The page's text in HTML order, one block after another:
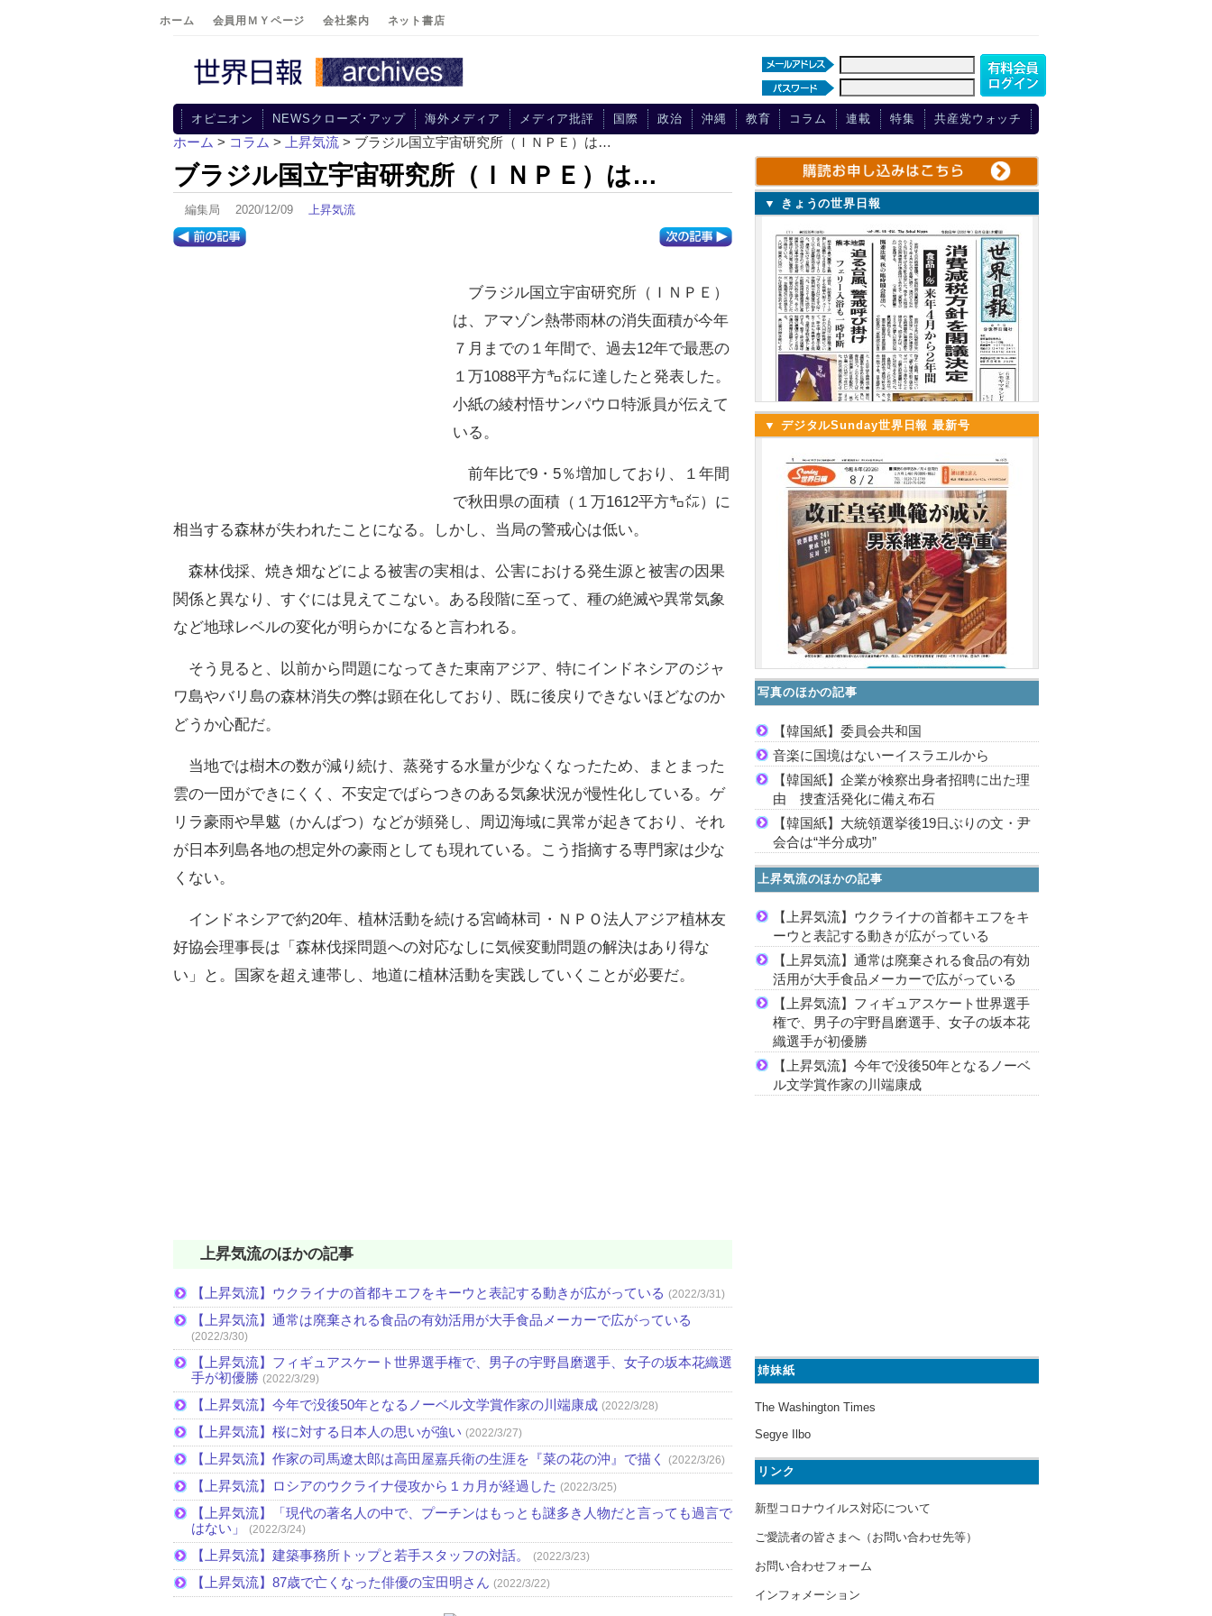
ホーム 会員用ＭＹページ 会社案内 ネット書店
オピニオン NEWSクローズ･アップ 海外メディア メディア批評 国際 政治 沖縄 教育 コラム 連載 特集 共産党ウォッチ
ホーム > コラム > 上昇気流 > ブラジル国立宇宙研究所（ＩＮＰＥ）は…
ブラジル国立宇宙研究所（ＩＮＰＥ）は…
編集局 2020/12/09 上昇気流
ブラジル国立宇宙研究所（ＩＮＰＥ）
は、アマゾン熱帯雨林の消失面積が今年
７月までの１年間で、過去12年で最悪の
１万1088平方㌔㍍に達したと発表した。
小紙の綾村悟サンパウロ特派員が伝えて
いる。
前年比で9・5％増加しており、１年間
で秋田県の面積（１万1612平方㌔㍍）に
相当する森林が失われたことになる。しかし、当局の警戒心は低い。
森林伐採、焼き畑などによる被害の実相は、公害における発生源と被害の因果
関係と異なり、すぐには見えてこない。ある段階に至って、種の絶滅や異常気象
など地球レベルの変化が明らかになると言われる。
そう見ると、以前から問題になってきた東南アジア、特にインドネシアのジャ
ワ島やバリ島の森林消失の弊は顕在化しており、既に後戻りできないほどなのか
どうか心配だ。
当地では樹木の数が減り続け、蒸発する水量が少なくなったため、まとまった
雲の一団ができにくく、不安定でばらつきのある気象状況が慢性化している。ゲ
リラ豪雨や旱魃（かんばつ）などが頻発し、周辺海域に異常が起きており、それ
が日本列島各地の想定外の豪雨としても現れている。こう指摘する専門家は少な
くない。
インドネシアで約20年、植林活動を続ける宮崎林司・ＮＰＯ法人アジア植林友
好協会理事長は「森林伐採問題への対応なしに気候変動問題の解決はあり得な
い」と。国家を超え連帯し、地道に植林活動を実践していくことが必要だ。
上昇気流のほかの記事
【上昇気流】ウクライナの首都キエフをキーウと表記する動きが広がっている (2022/3/31)
【上昇気流】通常は廃棄される食品の有効活用が大手食品メーカーで広がっている
(2022/3/30)
【上昇気流】フィギュアスケート世界選手権で、男子の宇野昌磨選手、女子の坂本花織選
手が初優勝 (2022/3/29)
【上昇気流】今年で没後50年となるノーベル文学賞作家の川端康成 (2022/3/28)
【上昇気流】桜に対する日本人の思いが強い (2022/3/27)
【上昇気流】作家の司馬遼太郎は高田屋嘉兵衛の生涯を『菜の花の沖』で描く (2022/3/26)
【上昇気流】ロシアのウクライナ侵攻から１カ月が経過した (2022/3/25)
【上昇気流】「現代の著名人の中で、プーチンはもっとも謎多き人物だと言っても過言で
はない」
(2022/3/24)
【上昇気流】建築事務所トップと若手スタッフの対話。 (2022/3/23)
【上昇気流】87歳で亡くなった俳優の宝田明さん (2022/3/22)
▼ きょうの世界日報
▼ デジタルSunday世界日報 最新号
写真のほかの記事
【韓国紙】委員会共和国
音楽に国境はないーイスラエルから
【韓国紙】企業が検察出身者招聘に出た理
由 捜査活発化に備え布石
【韓国紙】大統領選挙後19日ぶりの文・尹
会合は“半分成功”
上昇気流のほかの記事
【上昇気流】ウクライナの首都キエフをキ
ーウと表記する動きが広がっている
【上昇気流】通常は廃棄される食品の有効
活用が大手食品メーカーで広がっている
【上昇気流】フィギュアスケート世界選手
権で、男子の宇野昌磨選手、女子の坂本花
織選手が初優勝
【上昇気流】今年で没後50年となるノーベ
ル文学賞作家の川端康成
姉妹紙
The Washington Times
Segye Ilbo
リンク
新型コロナウイルス対応について
ご愛読者の皆さまへ（お問い合わせ先等）
お問い合わせフォーム
インフォメーション